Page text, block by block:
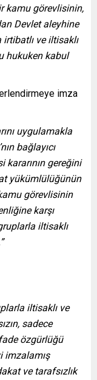
kamu görevlisinin,
Devlet aleyhine
ve iltisaklı
hukuken kabul
imza
uygulamakla
bağlayıcı
gereğini
yükümlülüğünün
görevlisinin
karşı
iltisaklı
iltisaklı ve
sadece
özgürlüğü
imzalamış
ve tarafsızlık